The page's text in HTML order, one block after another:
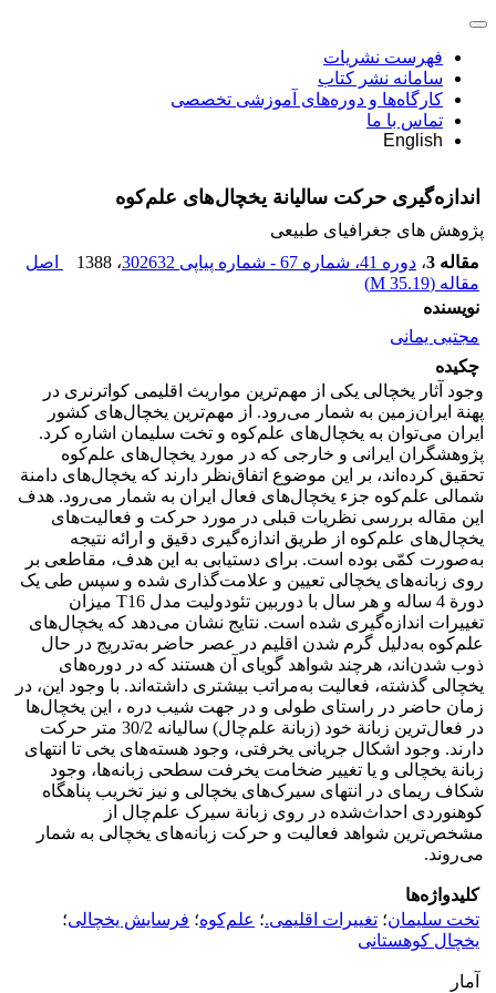
فهرست نشریات
سامانه نشر کتاب
کارگاه‌ها و دوره‌های آموزشی تخصصی
تماس با ما
English
اندازه‌گیری حرکت سالیانة یخچال‌های علم‌کوه
پژوهش های جغرافیای طبیعی
مقاله 3
، دوره 41، شماره 67 - شماره پیاپی 302632 ، 1388
اصل
مقاله (35.19 M
)
نویسنده
مجتبی یمانی
چکیده
وجود آثار یخچالی یکی از مهم‌ترین مواریث اقلیمی کواترنری در
پهنة ایران‌زمین به شمار می‌رود. از مهم‌ترین یخچال‌های کشور
ایران می‌توان به یخچال‌های علم‌کوه و تخت سلیمان اشاره کرد.
پژوهشگران ایرانی و خارجی که در مورد یخچال‌های علم‌کوه
تحقیق کرده‌اند، بر این موضوع اتفاق‌نظر دارند که یخچال‌های دامنة
شمالی علم‌کوه جزء یخچال‌های فعال ایران به شمار می‌رود. هدف
این مقاله بررسی نظریات قبلی در مورد حرکت و فعالیت‌های
یخچال‌های علم‌کوه از طریق اندازه‌گیری دقیق و ارائه نتیجه
به‌صورت کمّی بوده است. برای دستیابی به این هدف، مقاطعی بر
روی زبانه‌های یخچالی تعیین و علامت‌گذاری شده و سپس طی یک
دورة 4 ساله و هر سال با دوربین تئودولیت مدل T16 میزان
تغییرات اندازه‌گیری شده است. نتایج نشان می‌دهد که یخچال‌های
علم‌کوه به‌دلیل گرم شدن اقلیم در عصر حاضر به‌تدریج در حال
ذوب شدن‌اند، هرچند شواهد گویای آن هستند که در دوره‌های
یخچالی گذشته، فعالیت به‌مراتب بیشتری داشته‌اند. با وجود این، در
زمان حاضر در راستای طولی و در جهت شیب دره ، این یخچال‌ها
در فعال‌ترین زبانة خود (زبانة علم‌چال) سالیانه 30/2 متر حرکت
دارند. وجود اشکال جریانی یخرفتی، وجود هسته‌های یخی تا انتهای
زبانة یخچالی و یا تغییر ضخامت یخرفت سطحی زبانه‌ها، وجود
شکاف ریمای در انتهای سیرک‌های یخچالی و نیز تخریب پناهگاه
کوهنوردی احداث‌شده در روی زبانة سیرک علم‌چال از
مشخص‌ترین شواهد فعالیت و حرکت زبانه‌های یخچالی به شمار
می‌روند.
کلیدواژه‌ها
تخت سلیمان؛ تغییرات اقلیمی.؛ علم‌کوه؛ فرسایش یخچالی؛
یخچال کوهستانی
آمار